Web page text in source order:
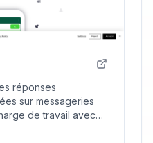
réponses
sur messageries
de travail avec